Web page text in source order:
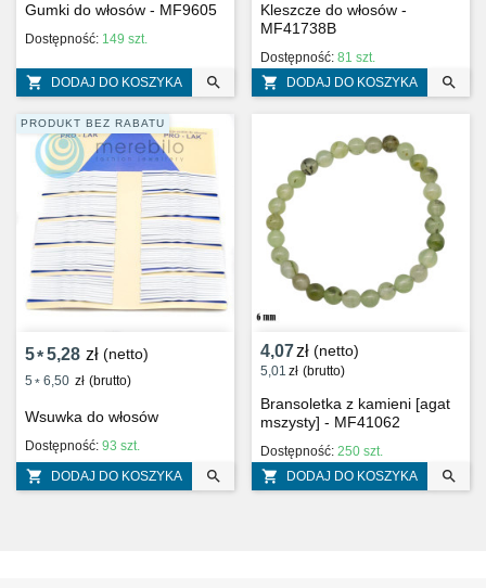
Gumki do włosów - MF9605
Dostępność: 149 szt.
 DODAJ DO KOSZYKA 
Kleszcze do włosów -
MF41738B
Dostępność: 81 szt.
 DODAJ DO KOSZYKA 
5*5,28 zł (netto)
5 * 6,50 zł (brutto)
Wsuwka do włosów
Dostępność: 93 szt.
 DODAJ DO KOSZYKA 
PRODUKT BEZ RABATU
4,07zł (netto)
5,01 zł (brutto)
Bransoletka z kamieni [agat
mszysty] - MF41062
Dostępność: 250 szt.
 DODAJ DO KOSZYKA 